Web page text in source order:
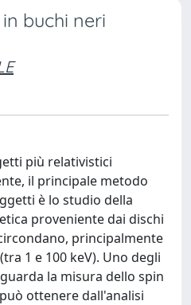
buchi neri
più relativistici
il principale metodo
è lo studio della
proveniente dai dischi
principalmente
1 e 100 keV). Uno degli
la misura dello spin
ottenere dall'analisi